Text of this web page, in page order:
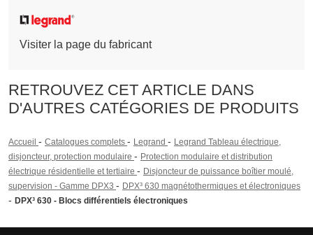
Visiter la page du fabricant
RETROUVEZ CET ARTICLE DANS
D'AUTRES CATÉGORIES DE PRODUITS
Accueil - Catalogues complets - Legrand - Legrand Tableau électrique,
disjoncteur, protection modulaire - Protection modulaire et distribution
électrique résidentielle et tertiaire - Disjoncteur de puissance boîtier moulé,
supervision - Gamme DPX3 - DPX³ 630 magnétothermiques et électroniques
- DPX³ 630 - Blocs différentiels électroniques